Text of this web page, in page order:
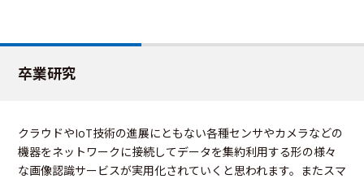
卒業研究
クラウドやIoT技術の進展にともない各種センサやカメラなどの
機器をネットワークに接続してデータを集約利用する形の様々
な画像認識サービスが実用化されていくと思われます。またスマ